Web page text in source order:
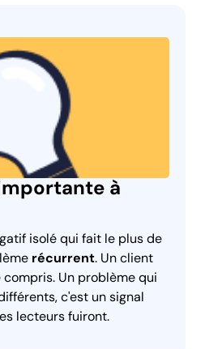
à
isolé qui fait le plus de
récurrent. Un client
Un problème qui
c'est un signal
lecteurs fuiront.